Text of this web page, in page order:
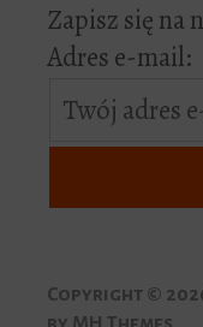
Zapisz się na
Adres e-mail:
Copyright ©